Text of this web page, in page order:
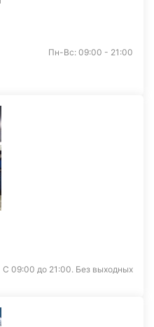
Пн-Вс: 09:00 - 21:00
С 09:00 до 21:00. Без выходных